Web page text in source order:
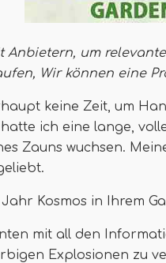
Anbietern, um
Wir können eine
keine Zeit, um
ich eine lange,
Zauns wuchsen.
Jahr Kosmos in Ihrem
mit all den
Explosionen zu